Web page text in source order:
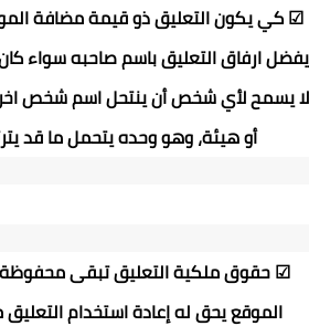
☑كي يكون التعليق ذو قيمة مضافة
يفضل ارفاق التعليق باسم صاحبه سواء
لا يسمح لأي شخص أن ينتحل اسم شخص
أو هيئة، وهو وحده يتحمل ما قد
☑حقوق ملكية التعليق تبقى محفوظة
الموقع يحق له إعادة استخدام